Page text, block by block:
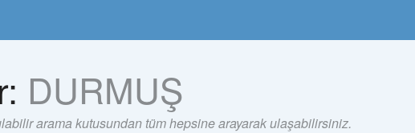
DURMUŞ
arama kutusundan tüm hepsine arayarak ulaşabilirsiniz.